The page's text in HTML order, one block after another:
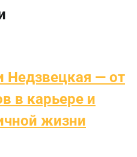
Недзвецкая — от
в карьере и
жизни